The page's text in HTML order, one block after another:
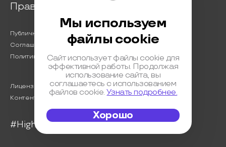
Правовая информация
Публичная оферта
Соглашение на обработку персональных данных
Политика обработки персональных данных
Лицензионный договор с Автором
Контентная политика конференции
#HighLoad2023
Мы используем
файлы cookie
Сайт использует файлы cookie для
эффективной работы. Продолжая
использование сайта, вы
соглашаетесь с использованием
файлов cookie.Узнать подробнее.
Хорошо